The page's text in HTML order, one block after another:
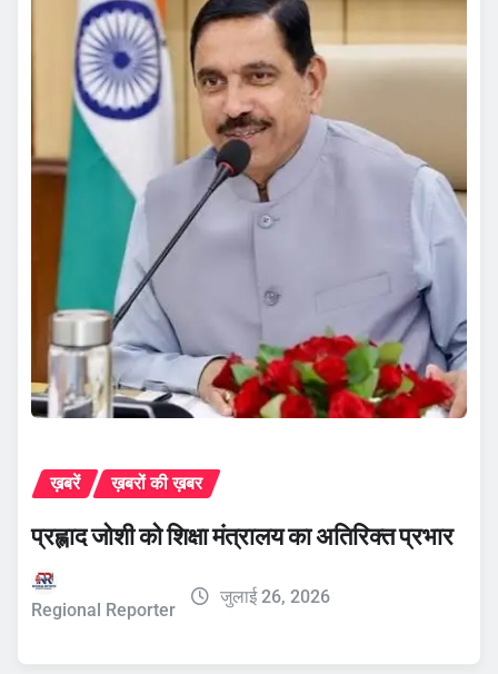
ख़बरें ख़बरों की ख़बर
प्रह्लाद जोशी को शिक्षा मंत्रालय का अतिरिक्त प्रभार
Regional Reporter
जुलाई 26, 2026